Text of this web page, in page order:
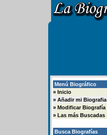
Menú Biográfico
» Inicio
» Añadir mi Biografia
» Modificar Biografía
» Las más Buscadas
Busca Biografías